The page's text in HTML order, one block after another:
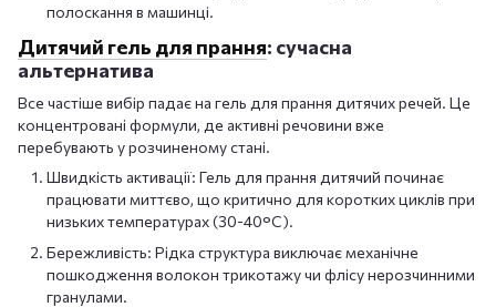
полоскання в машинці.
Дитячий гель для прання: сучасна
альтернатива
Все частіше вибір падає на гель для прання дитячих речей. Це
концентровані формули, де активні речовини вже
перебувають у розчиненому стані.
Швидкість активації: Гель для прання дитячий починає
працювати миттєво, що критично для коротких циклів при
низьких температурах (30-40°C).
Бережливість: Рідка структура виключає механічне
пошкодження волокон трикотажу чи флісу нерозчинними
гранулами.